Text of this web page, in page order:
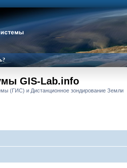
GIS-Lab.info
(ГИС) и Дистанционное зондирование Земли